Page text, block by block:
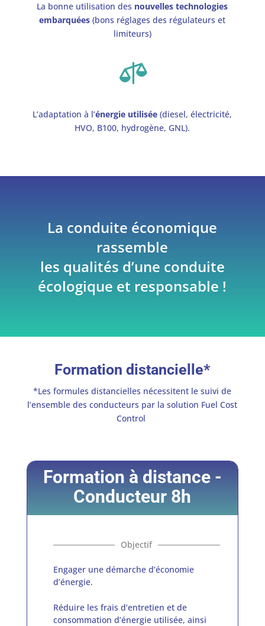
La bonne utilisation des nouvelles technologies
embarquées (bons réglages des régulateurs et
limiteurs)

L’adaptation à l’énergie utilisée (diesel, électricité,
HVO, B100, hydrogène, GNL).
La conduite économique
rassemble
les qualités d’une conduite
écologique et responsable !
Formation distancielle*
*Les formules distancielles nécessitent le suivi de
l’ensemble des conducteurs par la solution Fuel Cost
Control
Formation à distance -
Conducteur 8h
Engager une démarche d’économie
d’énergie.
Réduire les frais d’entretien et de
consommation d’énergie utilisée, ainsi